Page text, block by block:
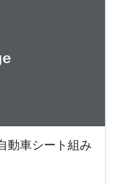
動車シート組み